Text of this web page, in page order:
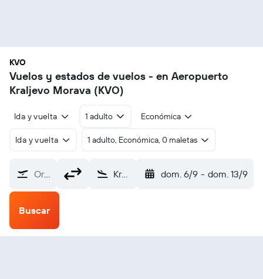
KVO
Vuelos y estados de vuelos - en Aeropuerto
Kraljevo Morava (KVO)
Ida y vuelta 1 adulto Económica
Ida y vuelta 1 adulto, Económica, 0 maletas
Origen Kraljevo Morava (KVO) dom. 6/9 - dom. 13/9
Buscar